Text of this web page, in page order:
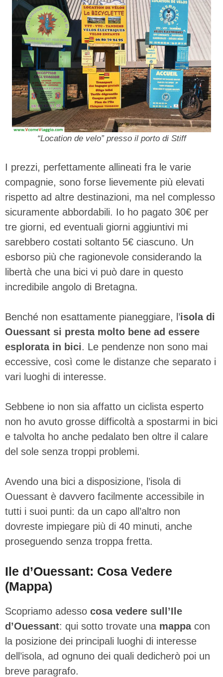
“Location de velo” presso il porto di Stiff
I prezzi, perfettamente allineati fra le varie
compagnie, sono forse lievemente più elevati
rispetto ad altre destinazioni, ma nel complesso
sicuramente abbordabili. Io ho pagato 30€ per
tre giorni, ed eventuali giorni aggiuntivi mi
sarebbero costati soltanto 5€ ciascuno. Un
esborso più che ragionevole considerando la
libertà che una bici vi può dare in questo
incredibile angolo di Bretagna.
Benché non esattamente pianeggiare, l’isola di
Ouessant si presta molto bene ad essere
esplorata in bici. Le pendenze non sono mai
eccessive, così come le distanze che separato i
vari luoghi di interesse.
Sebbene io non sia affatto un ciclista esperto
non ho avuto grosse difficoltà a spostarmi in bici
e talvolta ho anche pedalato ben oltre il calare
del sole senza troppi problemi.
Avendo una bici a disposizione, l’isola di
Ouessant è davvero facilmente accessibile in
tutti i suoi punti: da un capo all’altro non
dovreste impiegare più di 40 minuti, anche
proseguendo senza troppa fretta.
Ile d’Ouessant: Cosa Vedere
(Mappa)
Scopriamo adesso cosa vedere sull’Ile
d’Ouessant: qui sotto trovate una mappa con
la posizione dei principali luoghi di interesse
dell’isola, ad ognuno dei quali dedicherò poi un
breve paragrafo.